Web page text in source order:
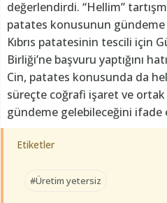
değerlendirdi. “Hellim”
patates konusunun
Kıbrıs patatesinin tescili için
Birliği’ne başvuru yaptığını
Cin, patates konusunda da
süreçte coğrafi işaret ve ortak
gündeme gelebileceğini ifade
Etiketler
#Üretim yetersiz